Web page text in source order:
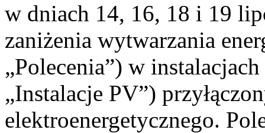
w dniach 14, 16, 18 i 19
zaniżenia wytwarzania
„Polecenia”) w
„Instalacje PV”)
elektroenergetycznego.